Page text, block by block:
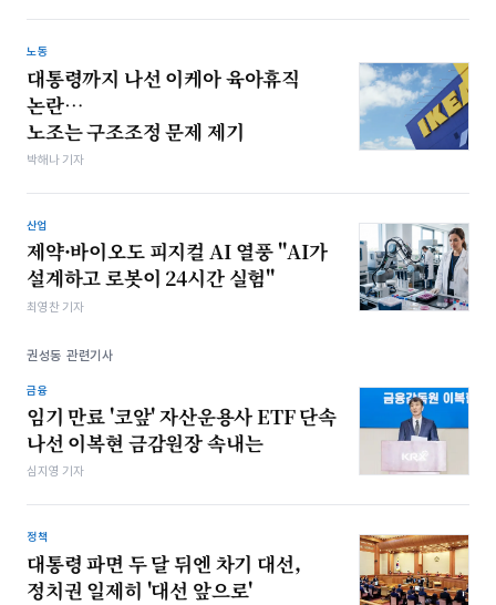
노동
대통령까지 나선 이케아 육아휴직
논란…
노조는 구조조정 문제 제기
박해나 기자
산업
제약·바이오도 피지컬 AI 열풍 "AI가
설계하고 로봇이 24시간 실험"
최영찬 기자
권성동 관련기사
금융
임기 만료 '코앞' 자산운용사 ETF 단속
나선 이복현 금감원장 속내는
심지영 기자
정책
대통령 파면 두 달 뒤엔 차기 대선,
정치권 일제히 '대선 앞으로'